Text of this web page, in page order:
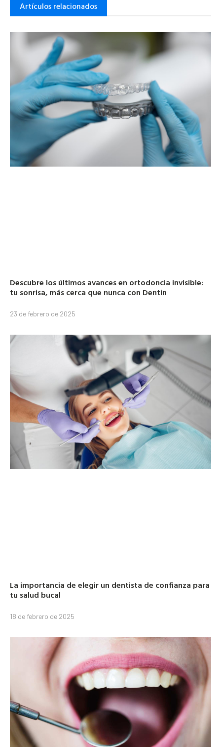
Artículos relacionados
Descubre los últimos avances en ortodoncia invisible:
tu sonrisa, más cerca que nunca con Dentin
23 de febrero de 2025
La importancia de elegir un dentista de confianza para
tu salud bucal
18 de febrero de 2025